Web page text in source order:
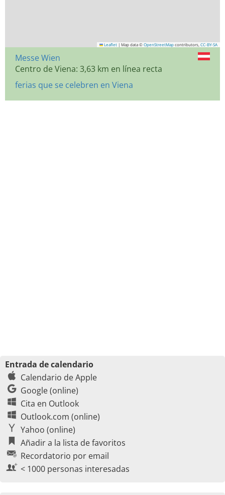
Leaflet | Map data © OpenStreetMap contributors, CC-BY-SA
Messe Wien
Centro de Viena: 3,63 km en línea recta
ferias que se celebren en Viena
Entrada de calendario
Calendario de Apple
Google (online)
Cita en Outlook
Outlook.com (online)
Yahoo (online)
Añadir a la lista de favoritos
Recordatorio por email
< 1000 personas interesadas